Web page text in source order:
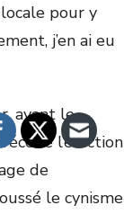
pour y
j’en ai eu
avant le
l’élection
de
le cynisme